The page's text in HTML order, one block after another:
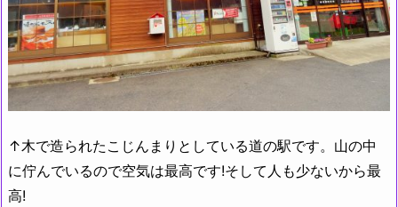
↑木で造られたこじんまりとしている道の駅です。山の中
に佇んでいるので空気は最高です!そして人も少ないから最
高!